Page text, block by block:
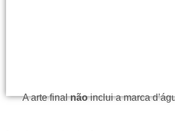
A arte finalnãoinclui a marca